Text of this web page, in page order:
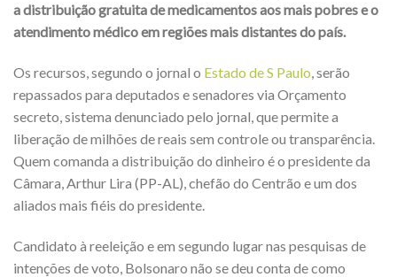
a distribuição gratuita de medicamentos aos mais pobres e o
atendimento médico em regiões mais distantes do país.
Os recursos, segundo o jornal o Estado de S Paulo, serão
repassados para deputados e senadores via Orçamento
secreto, sistema denunciado pelo jornal, que permite a
liberação de milhões de reais sem controle ou transparência.
Quem comanda a distribuição do dinheiro é o presidente da
Câmara, Arthur Lira (PP-AL), chefão do Centrão e um dos
aliados mais fiéis do presidente.
Candidato à reeleição e em segundo lugar nas pesquisas de
intenções de voto, Bolsonaro não se deu conta de como